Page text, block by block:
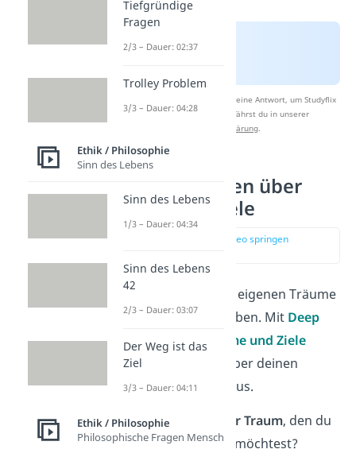
Nach Beantwortung speichern wir deine Antwort, um Studyflix
zu verbessern. Mehr dazu erfährst du in unserer
Datenschutzerklärung.
Deep Talk Fragen über
Träume und Ziele
zur Stelle im Video springen
Jeder Mensch hat seine eigenen Träume
und Ziele, die ihn antreiben. Mit Deep
Talk Fragen über Träume und Ziele
findest du genau das über deinen
Gesprächspartner heraus.
Was ist dein
größter Traum, den du
noch verwirklichen möchtest?
Tiefgründige
Fragen
2/3 – Dauer: 02:37
Trolley Problem
3/3 – Dauer: 04:28
Ethik / Philosophie
Sinn des Lebens
Sinn des Lebens
1/3 – Dauer: 04:34
Sinn des Lebens
42
2/3 – Dauer: 03:07
Der Weg ist das
Ziel
3/3 – Dauer: 04:11
Ethik / Philosophie
Philosophische Fragen Mensch